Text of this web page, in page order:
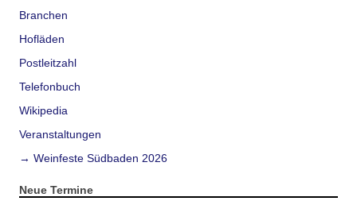
Branchen
Hofläden
Postleitzahl
Telefonbuch
Wikipedia
Veranstaltungen
→ Weinfeste Südbaden 2026
Neue Termine